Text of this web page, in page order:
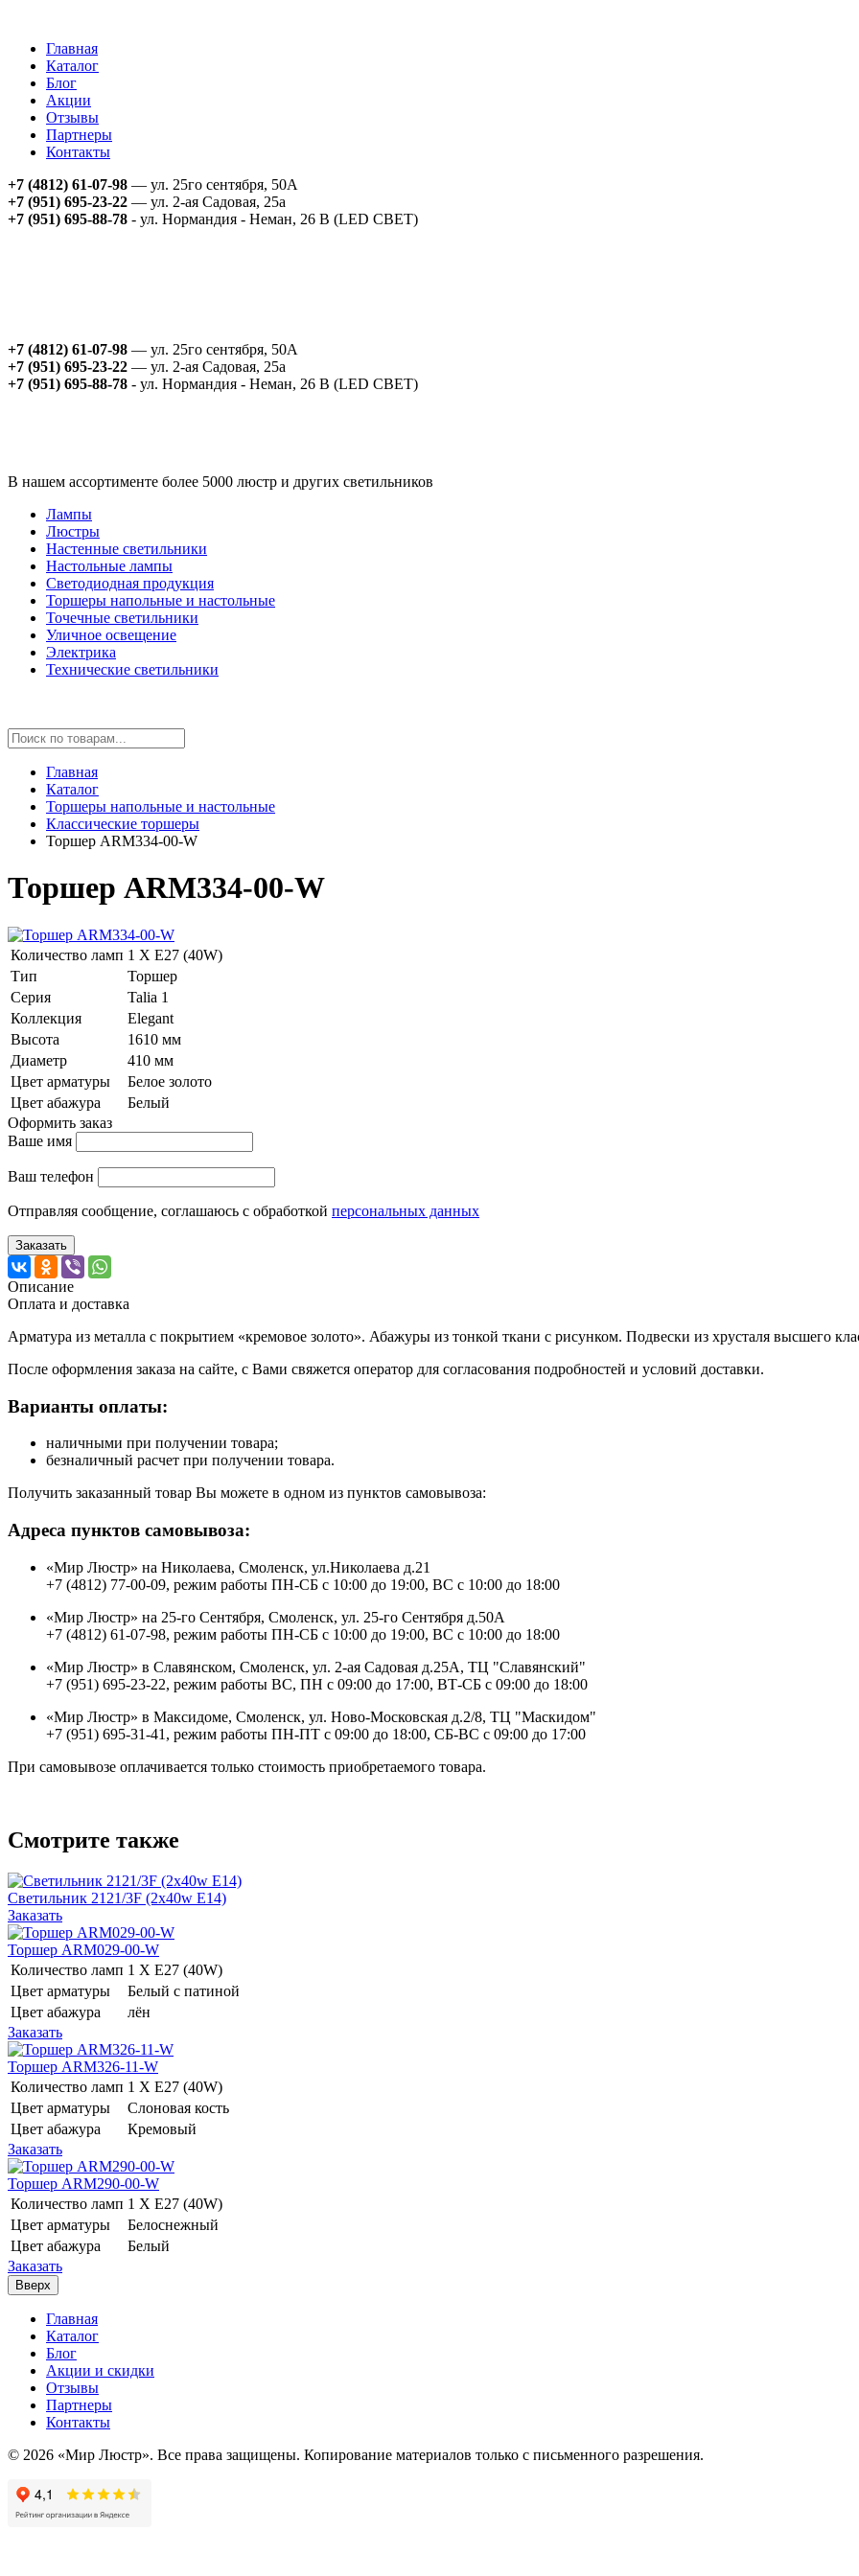
Главная
Каталог
Блог
Акции
Отзывы
Партнеры
Контакты
+7 (4812) 61-07-98 — ул. 25го сентября, 50А
+7 (951) 695-23-22 — ул. 2-ая Садовая, 25а
+7 (951) 695-88-78 - ул. Нормандия - Неман, 26 В (LED СВЕТ)
+7 (4812) 61-07-98 — ул. 25го сентября, 50А
+7 (951) 695-23-22 — ул. 2-ая Садовая, 25а
+7 (951) 695-88-78 - ул. Нормандия - Неман, 26 В (LED СВЕТ)
В нашем ассортименте более 5000 люстр и других светильников
Лампы
Люстры
Настенные светильники
Настольные лампы
Светодиодная продукция
Торшеры напольные и настольные
Точечные светильники
Уличное освещение
Электрика
Технические светильники
Главная
Каталог
Торшеры напольные и настольные
Классические торшеры
Торшер ARM334-00-W
Торшер ARM334-00-W
Количество ламп 1 Х E27 (40W)
Тип
Торшер
Серия
Talia 1
Коллекция
Elegant
Высота
1610 мм
Диаметр
410 мм
Цвет арматуры
Белое золото
Цвет абажура
Белый
Оформить заказ
Ваше имя
Ваш телефон
Отправляя сообщение, соглашаюсь с обработкой персональных данных
Заказать
Описание
Оплата и доставка
Арматура из металла с покрытием «кремовое золото». Абажуры из тонкой ткани с рисунком. Подвески из хрусталя высшего
После оформления заказа на сайте, с Вами свяжется оператор для согласования подробностей и условий доставки.
Варианты оплаты:
наличными при получении товара;
безналичный расчет при получении товара.
Получить заказанный товар Вы можете в одном из пунктов самовывоза:
Адреса пунктов самовывоза:
«Мир Люстр» на Николаева, Смоленск, ул.Николаева д.21
+7 (4812) 77-00-09, режим работы ПН-СБ с 10:00 до 19:00, ВС с 10:00 до 18:00
«Мир Люстр» на 25-го Сентября, Смоленск, ул. 25-го Сентября д.50А
+7 (4812) 61-07-98, режим работы ПН-СБ с 10:00 до 19:00, ВС с 10:00 до 18:00
«Мир Люстр» в Славянском, Смоленск, ул. 2-ая Садовая д.25А, ТЦ "Славянский"
+7 (951) 695-23-22, режим работы ВС, ПН с 09:00 до 17:00, ВТ-СБ с 09:00 до 18:00
«Мир Люстр» в Максидоме, Смоленск, ул. Ново-Московская д.2/8, ТЦ "Маскидом"
+7 (951) 695-31-41, режим работы ПН-ПТ с 09:00 до 18:00, СБ-ВС с 09:00 до 17:00
При самовывозе оплачивается только стоимость приобретаемого товара.
Смотрите также
Светильник 2121/3F (2x40w E14)
Заказать
Торшер ARM029-00-W
Количество ламп 1 Х E27 (40W)
Цвет арматуры
Белый с патиной
Цвет абажура
лён
Заказать
Торшер ARM326-11-W
Количество ламп 1 Х E27 (40W)
Цвет арматуры
Слоновая кость
Цвет абажура
Кремовый
Заказать
Торшер ARM290-00-W
Количество ламп 1 Х E27 (40W)
Цвет арматуры
Белоснежный
Цвет абажура
Белый
Заказать
Вверх
Главная
Каталог
Блог
Акции и скидки
Отзывы
Партнеры
Контакты
© 2026 «Мир Люстр». Все права защищены. Копирование материалов только с письменного разрешения.